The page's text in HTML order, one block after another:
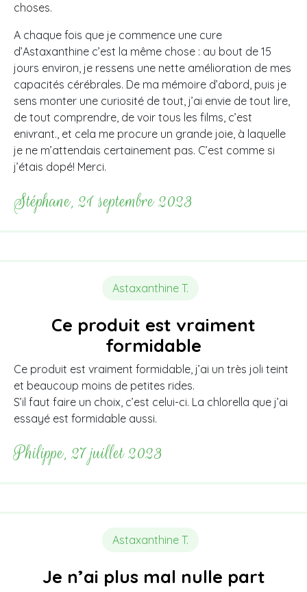
choses.
A chaque fois que je commence une cure
d’Astaxanthine c’est la même chose : au bout de 15
jours environ, je ressens une nette amélioration de mes
capacités cérébrales. De ma mémoire d’abord, puis je
sens monter une curiosité de tout, j’ai envie de tout lire,
de tout comprendre, de voir tous les films, c’est
enivrant., et cela me procure un grande joie, à laquelle
je ne m’attendais certainement pas. C’est comme si
j’étais dopé! Merci.
Stéphane, 21 septembre 2023
Astaxanthine T.
Ce produit est vraiment
formidable
Ce produit est vraiment formidable, j’ai un très joli teint
et beaucoup moins de petites rides.
S’il faut faire un choix, c’est celui-ci. La chlorella que j’ai
essayé est formidable aussi.
Philippe, 27 juillet 2023
Astaxanthine T.
Je n’ai plus mal nulle part